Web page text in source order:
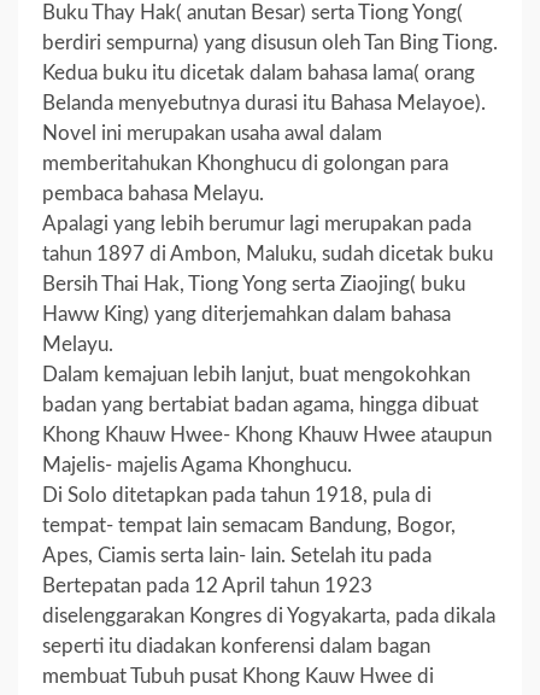
Buku Thay Hak( anutan Besar) serta Tiong Yong(
berdiri sempurna) yang disusun oleh Tan Bing Tiong.
Kedua buku itu dicetak dalam bahasa lama( orang
Belanda menyebutnya durasi itu Bahasa Melayoe).
Novel ini merupakan usaha awal dalam
memberitahukan Khonghucu di golongan para
pembaca bahasa Melayu.
Apalagi yang lebih berumur lagi merupakan pada
tahun 1897 di Ambon, Maluku, sudah dicetak buku
Bersih Thai Hak, Tiong Yong serta Ziaojing( buku
Haww King) yang diterjemahkan dalam bahasa
Melayu.
Dalam kemajuan lebih lanjut, buat mengokohkan
badan yang bertabiat badan agama, hingga dibuat
Khong Khauw Hwee- Khong Khauw Hwee ataupun
Majelis- majelis Agama Khonghucu.
Di Solo ditetapkan pada tahun 1918, pula di
tempat- tempat lain semacam Bandung, Bogor,
Apes, Ciamis serta lain- lain. Setelah itu pada
Bertepatan pada 12 April tahun 1923
diselenggarakan Kongres di Yogyakarta, pada dikala
seperti itu diadakan konferensi dalam bagan
membuat Tubuh pusat Khong Kauw Hwee di